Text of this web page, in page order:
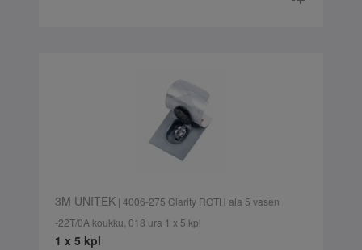
3M UNITEK| 4006-275 Clarity ROTH ala 5 vasen
-22T/0A koukku, 018 ura 1 x 5 kpl
1 x 5 kpl